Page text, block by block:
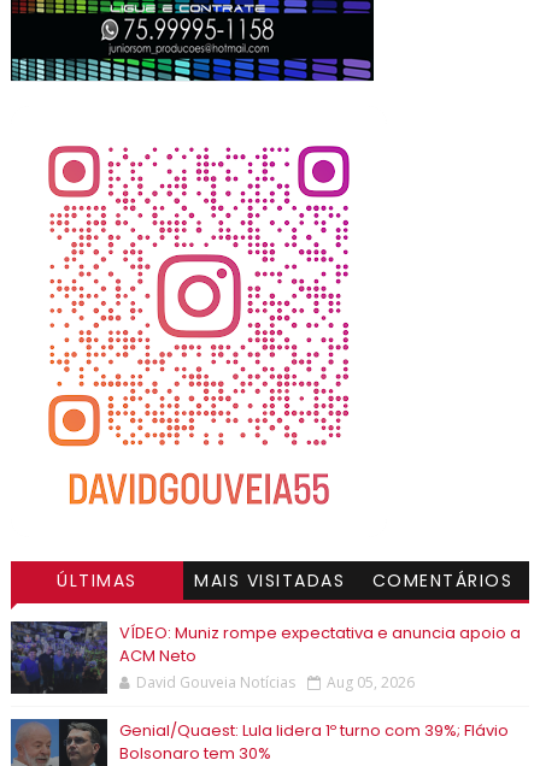
ÚLTIMAS MAIS VISITADAS COMENTÁRIOS
VÍDEO: Muniz rompe expectativa e anuncia apoio a
ACM Neto
David Gouveia Notícias Aug 05, 2026
Genial/Quaest: Lula lidera 1º turno com 39%; Flávio
Bolsonaro tem 30%